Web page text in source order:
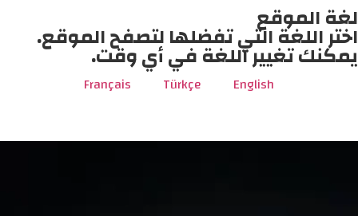
لغة الموقع
اختر اللغة التي تفضلها لتصفح الموقع.
يمكنك تغيير اللغة في أي وقت.
English
Türkçe
Français